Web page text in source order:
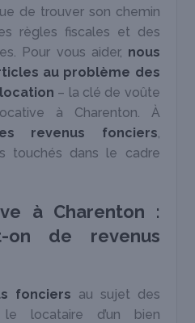
de trouver son chemin
règles fiscales et des
Pour vous aider, nous
au problème des
– la clé de voûte
à Charenton. À
revenus fonciers
touchés dans le cadre
à Charenton :
on de revenus
fonciers au sujet des
locataire d’un bien